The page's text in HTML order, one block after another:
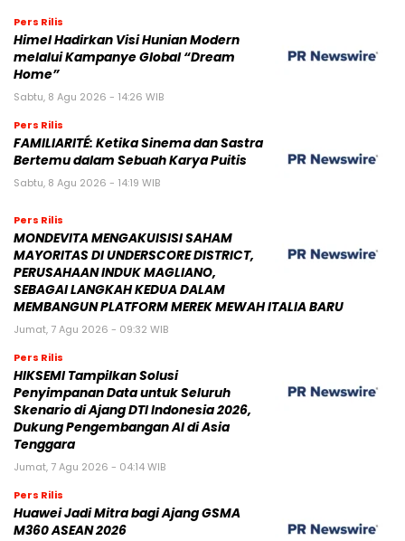
Pers Rilis
Himel Hadirkan Visi Hunian Modern
melalui Kampanye Global “Dream
Home”
Sabtu, 8 Agu 2026 - 14:26 WIB
Pers Rilis
FAMILIARITÉ: Ketika Sinema dan Sastra
Bertemu dalam Sebuah Karya Puitis
Sabtu, 8 Agu 2026 - 14:19 WIB
Pers Rilis
MONDEVITA MENGAKUISISI SAHAM
MAYORITAS DI UNDERSCORE DISTRICT,
PERUSAHAAN INDUK MAGLIANO,
SEBAGAI LANGKAH KEDUA DALAM
MEMBANGUN PLATFORM MEREK MEWAH ITALIA BARU
Jumat, 7 Agu 2026 - 09:32 WIB
Pers Rilis
HIKSEMI Tampilkan Solusi
Penyimpanan Data untuk Seluruh
Skenario di Ajang DTI Indonesia 2026,
Dukung Pengembangan AI di Asia
Tenggara
Jumat, 7 Agu 2026 - 04:14 WIB
Pers Rilis
Huawei Jadi Mitra bagi Ajang GSMA
M360 ASEAN 2026